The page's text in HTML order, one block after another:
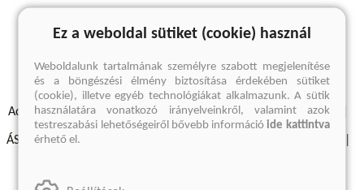
A keresett kifejezésre nincs találat
Adatvédelmi szabályzatok Elállási felmondási nyilatkozat
ÁSZF - Vásárlási feltételek
Ez a weboldal sütiket (cookie) használ
Weboldalunk tartalmának személyre szabott megjelenítése
és a böngészési élmény biztosítása érdekében sütiket
(cookie), illetve egyéb technológiákat alkalmazunk. A sütik
használatára vonatkozó irányelveinkről, valamint azok
testreszabási lehetőségeiről bővebb információide kattintva
érhető el.